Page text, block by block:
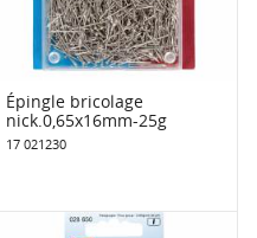
Épingle bricolage
nick.0,65x16mm-25g
17 021230